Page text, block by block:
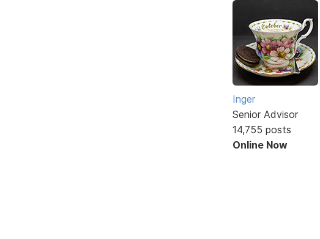
Inger
Senior Advisor
14,755 posts
Online Now